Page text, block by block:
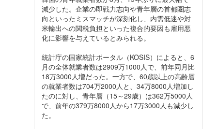
減少した。企業の即戦力志向や青年層の首都圏志
向といったミスマッチが深刻化し、内需低迷や対
米輸出への関税負担といった複合的要因も雇用悪
化に影響を与えているとみられる。
統計庁の国家統計ポータル（KOSIS）によると、6
月の全体就業者数は2909万1000人で、前年同月比
18万3000人増だった。一方で、60歳以上の高齢層
の就業者数は704万2000人と、34万8000人増加し
たのに対し、青年層（15～29歳）は362万5000人
で、前年の379万8000人から17万3000人も減少し
た。